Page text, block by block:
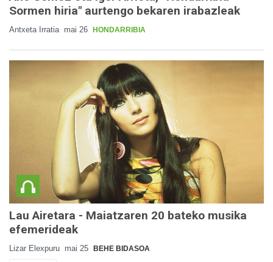
Sormen hiria" aurtengo bekaren irabazleak
Antxeta Irratia mai 26 HONDARRIBIA
Lau Airetara - Maiatzaren 20 bateko musika
efemerideak
Lizar Elexpuru mai 25 BEHE BIDASOA